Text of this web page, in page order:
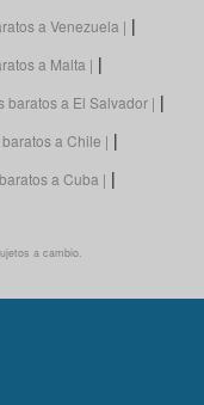
a Venezuela |
a Malta |
baratos a El Salvador |
a Chile |
a Cuba |
a cambio.